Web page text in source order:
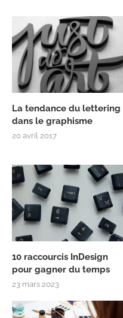
La tendance du lettering
dans le graphisme
20 avril 2017
10 raccourcis InDesign
pour gagner du temps
23 mars 2023